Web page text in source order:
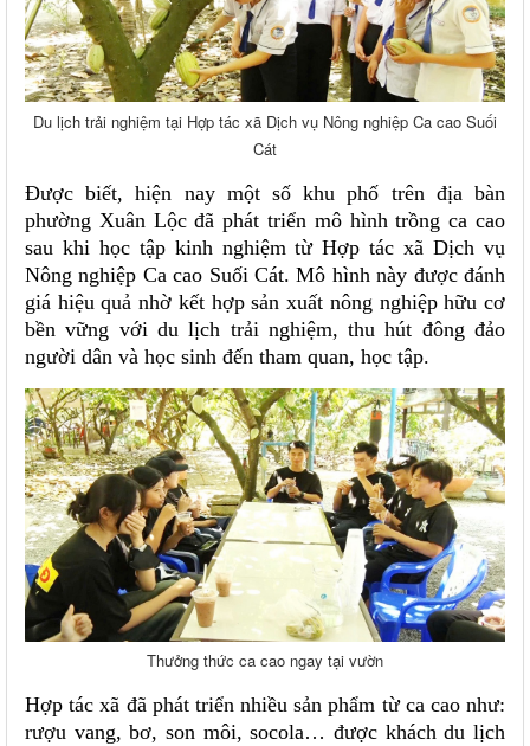
Du lịch trải nghiệm tại Hợp tác xã Dịch vụ Nông nghiệp Ca cao Suối
Cát
Được biết, hiện nay một số khu phố trên địa bàn
phường Xuân Lộc đã phát triển mô hình trồng ca cao
sau khi học tập kinh nghiệm từ Hợp tác xã Dịch vụ
Nông nghiệp Ca cao Suối Cát. Mô hình này được đánh
giá hiệu quả nhờ kết hợp sản xuất nông nghiệp hữu cơ
bền vững với du lịch trải nghiệm, thu hút đông đảo
người dân và học sinh đến tham quan, học tập.
Thưởng thức ca cao ngay tại vườn
Hợp tác xã đã phát triển nhiều sản phẩm từ ca cao như:
rượu vang, bơ, son môi, socola… được khách du lịch